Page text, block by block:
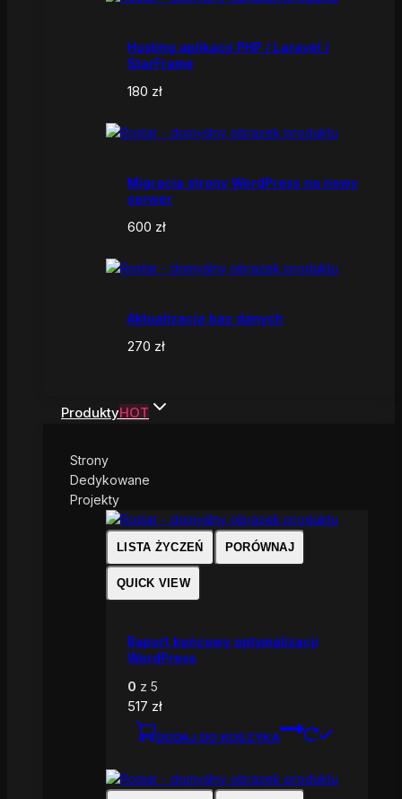
Hosting aplikacji PHP / Laravel /
StarFrame
180 zł
Migracja strony WordPress na nowy
serwer
600 zł
Aktualizacja baz danych
270 zł
ProduktyHOT
Strony
Dedykowane
Projekty
LISTA ŻYCZEŃ PORÓWNAJ
QUICK VIEW
Raport końcowy optymalizacji
WordPress
0 z 5
517 zł
DODAJ DO KOSZYKA